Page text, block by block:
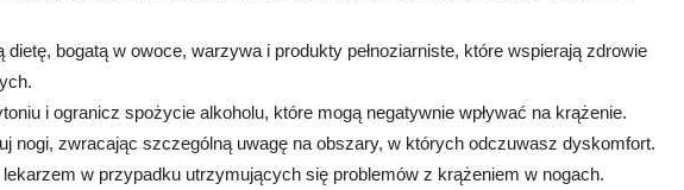
dietę, bogatą w owoce, warzywa i produkty pełnoziarniste, które wspierają zdrowie
i ogranicz spożycie alkoholu, które mogą negatywnie wpływać na krążenie.
nogi, zwracając szczególną uwagę na obszary, w których odczuwasz dyskomfort.
w przypadku utrzymujących się problemów z krążeniem w nogach.